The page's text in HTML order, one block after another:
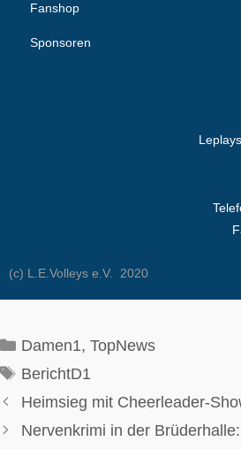
Fanshop
Sponsoren
(c) L.E.Volleys e.V. 2020
Kategorien
Damen1, TopNews
Schlagwörter
BerichtD1
Heimsieg mit Cheerleader-
Nervenkrimi in der